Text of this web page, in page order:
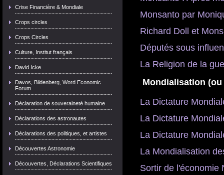
Crise Financière & Mondiale
Crops circles
Crops Circles
Culture, Institut français
David Icke
Davos, Bildenberg, Word Economic
Forum
Déclaration de souveraineté humaine
Déclarations des astronautes
Déclarations des politiques, et artistes
Découvertes Astronomie
Découvertes, Déclarations Scientifiques
Monsanto par
Richard Doll et
Députés sous
La Religion de la
Mondialisation
La Dictature
La Dictature
La Dictature
La Mondialisation
Sortir de l'économie